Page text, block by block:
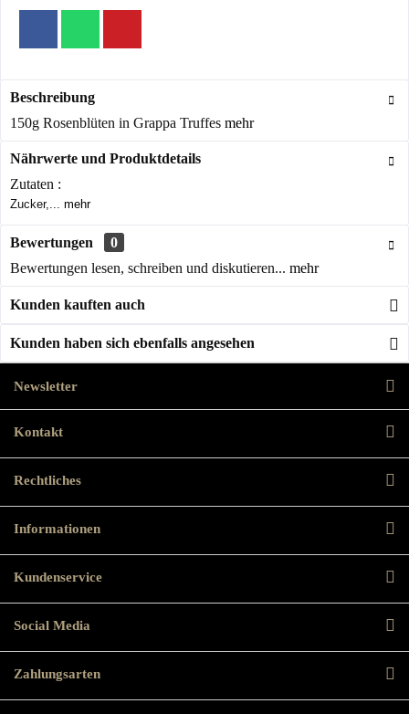
Beschreibung
150g Rosenblüten in Grappa Truffes mehr
Nährwerte und Produktdetails
Zutaten :
Zucker,... mehr
Bewertungen
0
Bewertungen lesen, schreiben und diskutieren... mehr
Kunden kauften auch
Kunden haben sich ebenfalls angesehen
Newsletter
Kontakt
Rechtliches
Informationen
Kundenservice
Social Media
Zahlungsarten